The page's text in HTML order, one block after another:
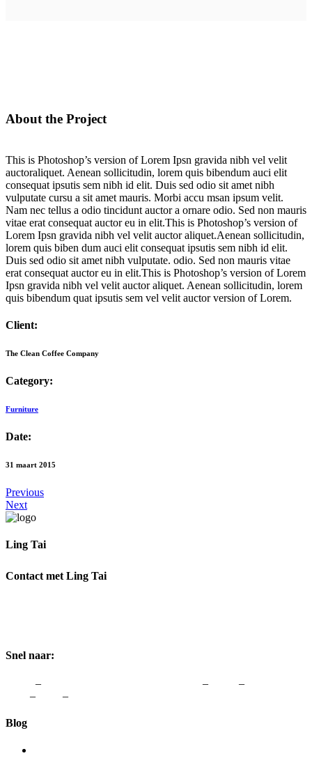
About the Project
This is Photoshop’s version of Lorem Ipsn gravida nibh vel velit
auctoraliquet. Aenean sollicitudin, lorem quis bibendum auci elit
consequat ipsutis sem nibh id elit. Duis sed odio sit amet nibh
vulputate cursu a sit amet mauris. Morbi accu msan ipsum velit.
Nam nec tellus a odio tincidunt auctor a ornare odio. Sed non mauris
vitae erat consequat auctor eu in elit.This is Photoshop’s version of
Lorem Ipsn gravida nibh vel velit auctor aliquet.Aenean sollicitudin,
lorem quis biben dum auci elit consequat ipsutis sem nibh id elit.
Duis sed odio sit amet nibh vulputate. odio. Sed non mauris vitae
erat consequat auctor eu in elit.This is Photoshop’s version of Lorem
Ipsn gravida nibh vel velit auctor aliquet. Aenean sollicitudin, lorem
quis bibendum quat ipsutis sem vel velit auctor version of Lorem.
Client:
The Clean Coffee Company
Category:
Furniture
Date:
31 maart 2015
Previous
Next
Ling Tai
Contact met Ling Tai
Snel naar:
– – –
– –
Blog